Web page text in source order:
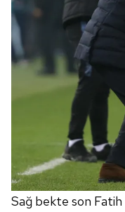
Sağ bekte son Fatih